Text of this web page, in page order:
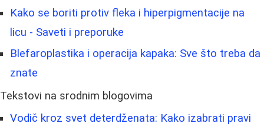
Kako se boriti protiv fleka i hiperpigmentacije na
licu - Saveti i preporuke
Blefaroplastika i operacija kapaka: Sve što treba da
znate
Tekstovi na srodnim blogovima
Vodič kroz svet deterdženata: Kako izabrati pravi